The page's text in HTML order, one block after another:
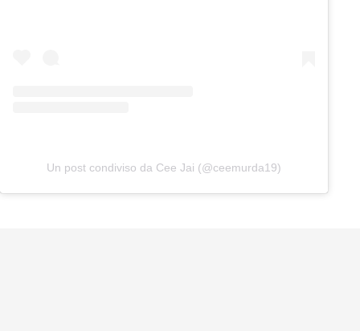
Un post condiviso da Cee Jai (@ceemurda19)